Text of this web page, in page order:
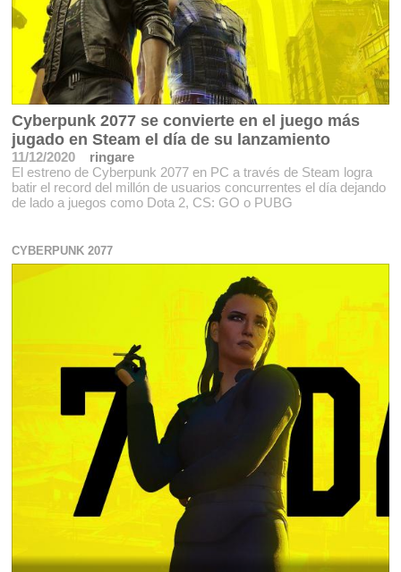
Cyberpunk 2077 se convierte en el juego más
jugado en Steam el día de su lanzamiento
11/12/2020
ringare
El estreno de Cyberpunk 2077 en PC a través de Steam logra
batir el record del millón de usuarios concurrentes el día dejando
de lado a juegos como Dota 2, CS: GO o PUBG
CYBERPUNK 2077